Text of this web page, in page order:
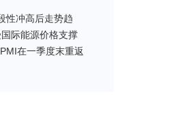
性冲高后走势趋
际能源价格支撑
在一季度末重返